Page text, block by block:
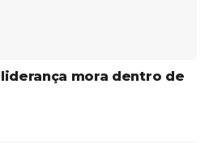
mora dentro de